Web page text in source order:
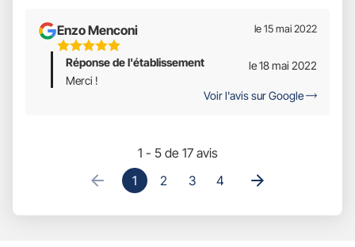
Enzo Menconi
5
Étoiles
Sur
le 15 mai 2022
Réponse de l'établissement
le 18 mai 2022
Merci !
Voir l'avis sur Google
1 - 5 de 17 avis
1
2 3 4